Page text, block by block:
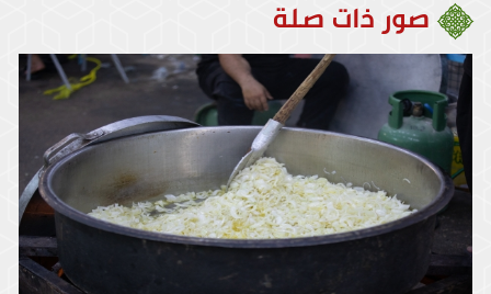
صور ذات صلة